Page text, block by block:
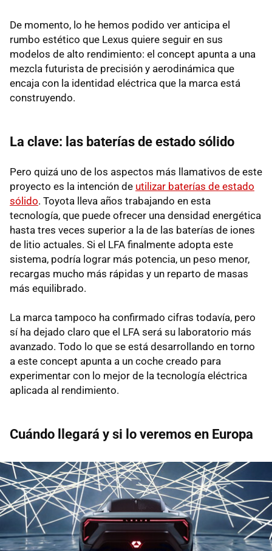
De momento, lo he hemos podido ver anticipa el
rumbo estético que Lexus quiere seguir en sus
modelos de alto rendimiento: el concept apunta a una
mezcla futurista de precisión y aerodinámica que
encaja con la identidad eléctrica que la marca está
construyendo.
La clave: las baterías de estado sólido
Pero quizá uno de los aspectos más llamativos de este
proyecto es la intención de utilizar baterías de estado
sólido. Toyota lleva años trabajando en esta
tecnología, que puede ofrecer una densidad energética
hasta tres veces superior a la de las baterías de iones
de litio actuales. Si el LFA finalmente adopta este
sistema, podría lograr más potencia, un peso menor,
recargas mucho más rápidas y un reparto de masas
más equilibrado.
La marca tampoco ha confirmado cifras todavía, pero
sí ha dejado claro que el LFA será su laboratorio más
avanzado. Todo lo que se está desarrollando en torno
a este concept apunta a un coche creado para
experimentar con lo mejor de la tecnología eléctrica
aplicada al rendimiento.
Cuándo llegará y si lo veremos en Europa